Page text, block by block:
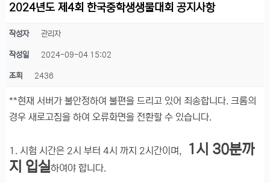
2024년도 제4회 한국중학생생물대회 공지사항
작성자 관리자
작성일 2024-09-04 15:02
조회 2436
**현재 서버가 불안정하여 불편을 드리고 있어 죄송합니다. 크롬의
경우 새로고침을 하여 오류화면을 전환할 수 있습니다.
1. 시험 시간은 2시 부터 4시 까지 2시간이며,
1시 30분까
지 입실하여야 합니다.